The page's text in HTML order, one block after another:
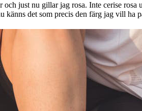
just nu gillar jag rosa. Inte cerise
känns det som precis den färg jag vill ha